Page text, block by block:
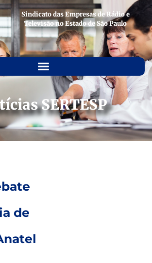
Sindicato das Empresas de Rádio e
Televisão no Estado de São Paulo
SERTESP
de